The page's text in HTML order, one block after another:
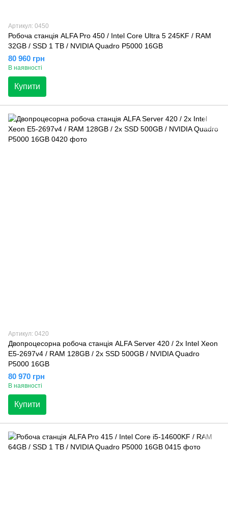
Артикул: 0450
Робоча станція ALFA Pro 450 / Intel Core Ultra 5 245KF / RAM
32GB / SSD 1 TB / NVIDIA Quadro P5000 16GB
80 960 грн
В наявності
Купити
Артикул: 0420
Двопроцесорна робоча станція ALFA Server 420 / 2x Intel Xeon
E5-2697v4 / RAM 128GB / 2x SSD 500GB / NVIDIA Quadro
P5000 16GB
80 970 грн
В наявності
Купити